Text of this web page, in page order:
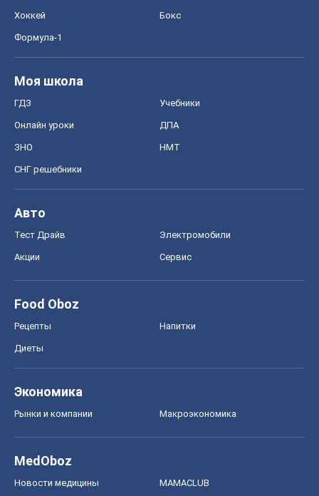
Хоккей Бокс
Формула-1
Моя школа
ГДЗ Учебники
Онлайн уроки ДПА
ЗНО НМТ
СНГ решебники
Авто
Тест Драйв Электромобили
Акции Сервис
Food Oboz
Рецепты Напитки
Диеты
Экономика
Рынки и компании Mакроэкономика
MedOboz
Новости медицины MAMACLUB